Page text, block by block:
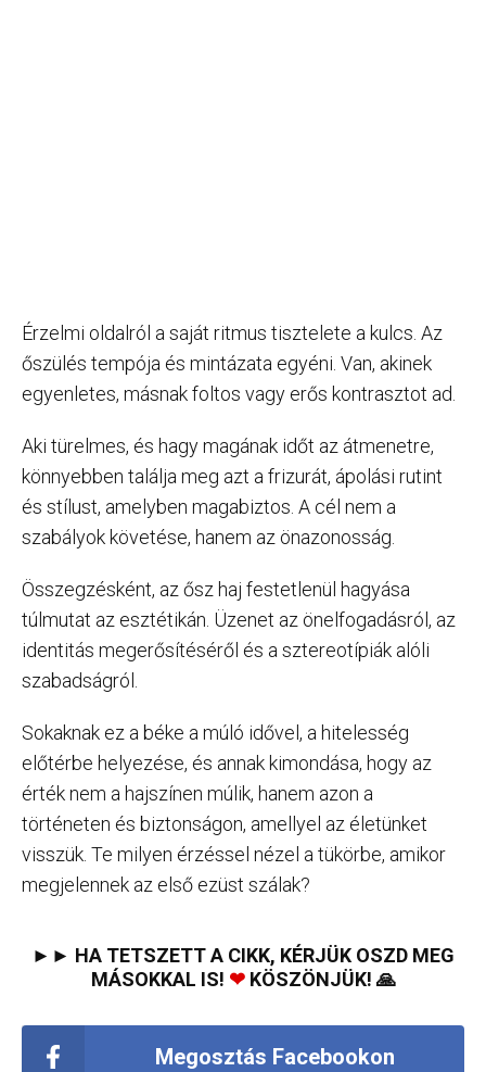
Érzelmi oldalról a saját ritmus tisztelete a kulcs. Az
őszülés tempója és mintázata egyéni. Van, akinek
egyenletes, másnak foltos vagy erős kontrasztot ad.
Aki türelmes, és hagy magának időt az átmenetre,
könnyebben találja meg azt a frizurát, ápolási rutint
és stílust, amelyben magabiztos. A cél nem a
szabályok követése, hanem az önazonosság.
Összegzésként, az ősz haj festetlenül hagyása
túlmutat az esztétikán. Üzenet az önelfogadásról, az
identitás megerősítéséről és a sztereotípiák alóli
szabadságról.
Sokaknak ez a béke a múló idővel, a hitelesség
előtérbe helyezése, és annak kimondása, hogy az
érték nem a hajszínen múlik, hanem azon a
történeten és biztonságon, amellyel az életünket
visszük. Te milyen érzéssel nézel a tükörbe, amikor
megjelennek az első ezüst szálak?
►► HA TETSZETT A CIKK, KÉRJÜK OSZD MEG
MÁSOKKAL IS! ❤KÖSZÖNJÜK! 🙏
Megosztás Facebookon